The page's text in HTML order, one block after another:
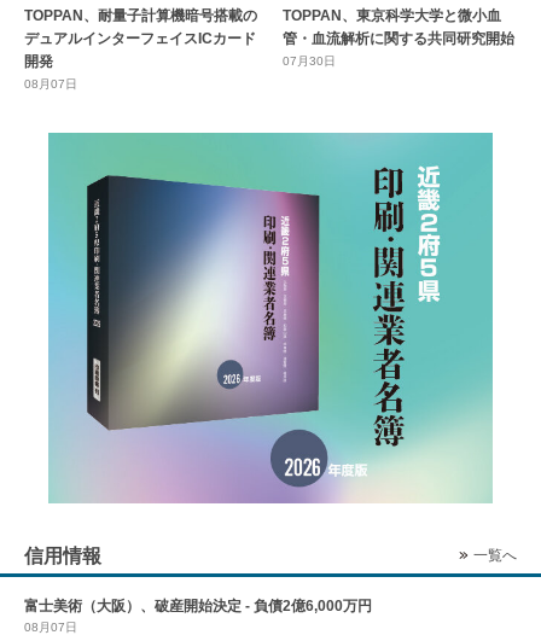
TOPPAN、耐量子計算機暗号搭載の
デュアルインターフェイスICカード
開発
08月07日
TOPPAN、東京科学大学と微小血
管・血流解析に関する共同研究開始
07月30日
信用情報 一覧へ
富士美術（大阪）、破産開始決定 - 負債2億6,000万円
08月07日